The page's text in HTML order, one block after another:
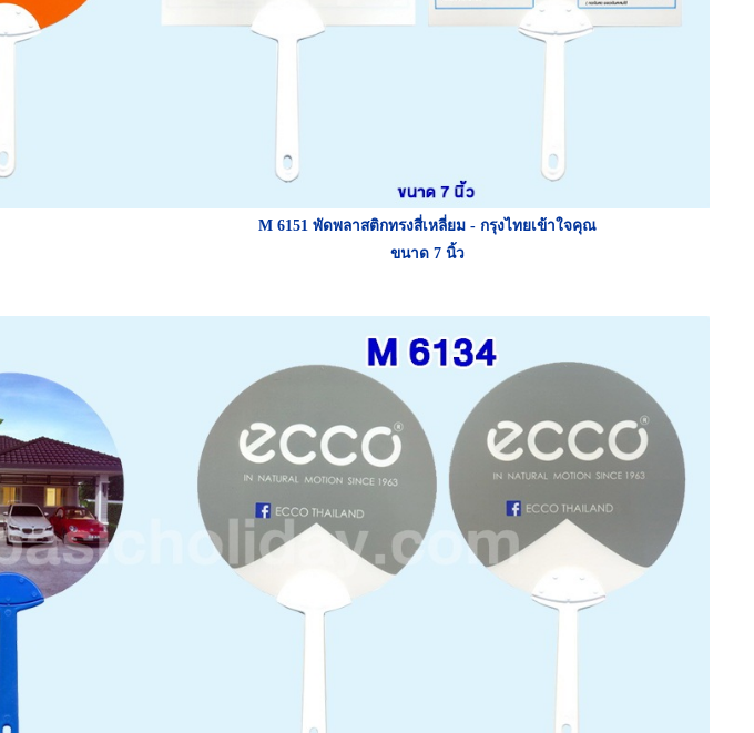
M 6151 พัดพลาสติกทรงสี่เหลี่ยม - กรุงไทยเข้าใจคุณ
ขนาด 7 นิ้ว